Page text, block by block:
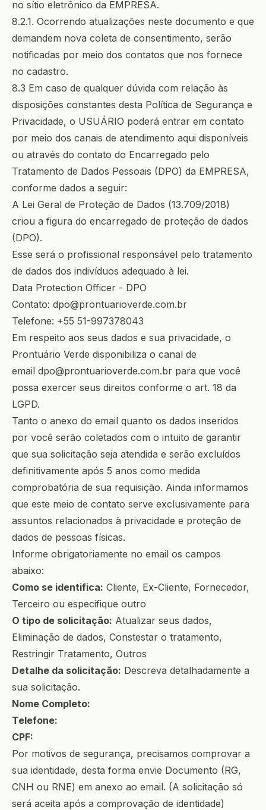
no sítio eletrônico da EMPRESA.
8.2.1. Ocorrendo atualizações neste documento e que
demandem nova coleta de consentimento, serão
notificadas por meio dos contatos que nos fornece
no cadastro.
8.3 Em caso de qualquer dúvida com relação às
disposições constantes desta Política de Segurança e
Privacidade, o USUÁRIO poderá entrar em contato
por meio dos canais de atendimento aqui disponíveis
ou através do contato do Encarregado pelo
Tratamento de Dados Pessoais (DPO) da EMPRESA,
conforme dados a seguir:
A Lei Geral de Proteção de Dados (13.709/2018)
criou a figura do encarregado de proteção de dados
(DPO).
Esse será o profissional responsável pelo tratamento
de dados dos indivíduos adequado à lei.
Data Protection Officer - DPO
Contato: dpo@prontuarioverde.com.br
Telefone: +55 51-997378043
Em respeito aos seus dados e sua privacidade, o
Prontuário Verde disponibiliza o canal de
email dpo@prontuarioverde.com.br para que você
possa exercer seus direitos conforme o art. 18 da
LGPD.
Tanto o anexo do email quanto os dados inseridos
por você serão coletados com o intuito de garantir
que sua solicitação seja atendida e serão excluídos
definitivamente após 5 anos como medida
comprobatória de sua requisição. Ainda informamos
que este meio de contato serve exclusivamente para
assuntos relacionados à privacidade e proteção de
dados de pessoas físicas.
Informe obrigatoriamente no email os campos
abaixo:
Como se identifica: Cliente, Ex-Cliente, Fornecedor,
Terceiro ou especifique outro
O tipo de solicitação: Atualizar seus dados,
Eliminação de dados, Constestar o tratamento,
Restringir Tratamento, Outros
Detalhe da solicitação: Descreva detalhadamente a
sua solicitação.
Nome Completo:
Telefone:
CPF:
Por motivos de segurança, precisamos comprovar a
sua identidade, desta forma envie Documento (RG,
CNH ou RNE) em anexo ao email. (A solicitação só
será aceita após a comprovação de identidade)